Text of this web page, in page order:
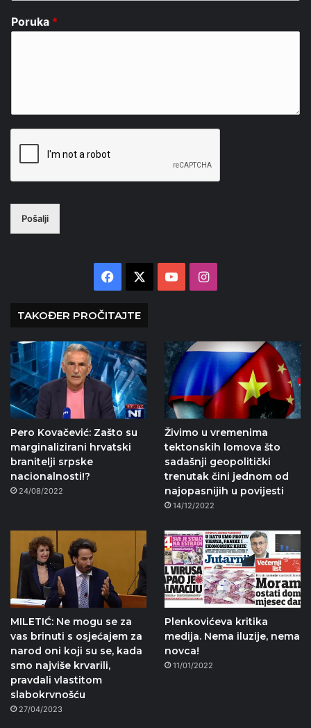
Poruka *
Pošalji
Facebook YouTubeInstagram
TAKOĐER PROČITAJTE
Pero Kovačević: Zašto su
marginalizirani hrvatski
branitelji srpske
nacionalnosti!?
24/08/2022
Živimo u vremenima
tektonskih lomova što
sadašnji geopolitički
trenutak čini jednom od
najopasnijih u povijesti
14/12/2022
MILETIĆ: Ne mogu se za
vas brinuti s osjećajem za
narod oni koji su se, kada
smo najviše krvarili,
pravdali vlastitom
slabokrvnošću
27/04/2023
Plenkovićeva kritika
medija. Nema iluzije, nema
novca!
11/01/2022